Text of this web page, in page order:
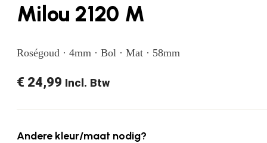
Milou 2120 M
Roségoud · 4mm · Bol · Mat · 58mm
€ 24,99 Incl. Btw
Andere kleur/maat nodig?